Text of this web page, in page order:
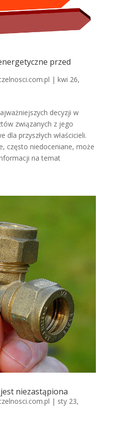
przed
| kwi 26,
decyzji w
związanych z jego
dla przyszłych właścicieli.
często niedoceniane, może
na temat
niezastąpiona
| sty 23,